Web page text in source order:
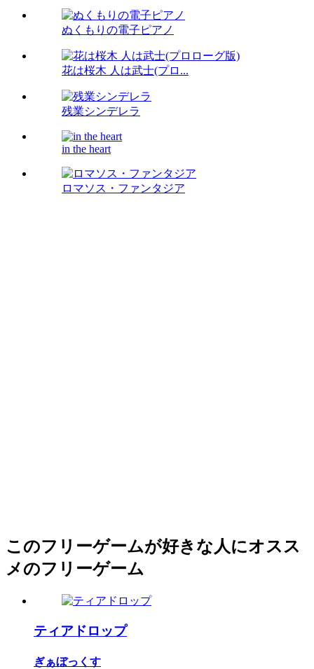
ぬくもりの電子ピアノ
花は桜木 人は武士(プロ...
残業シンデレラ
in the heart
ロマソス・ファンタジア
このフリーゲームが好きな人にオスス
メのフリーゲーム
ティアドロップ
ぎぁぼっくす